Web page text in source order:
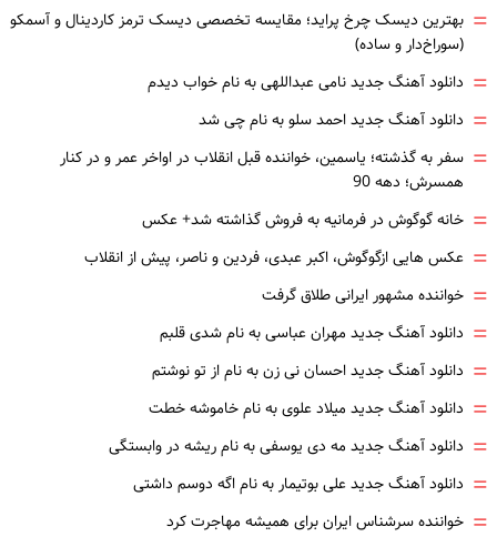
= بهترین دیسک چرخ پراید؛ مقایسه تخصصی دیسک ترمز کاردینال و آسمکو
(سوراخ‌دار و ساده)
= دانلود آهنگ جدید نامی عبداللهی به نام خواب دیدم
= دانلود آهنگ جدید احمد سلو به نام چی شد
= سفر به گذشته؛ یاسمین، خواننده قبل انقلاب در اواخر عمر و در کنار
همسرش؛ دهه 90
= خانه گوگوش در فرمانیه به فروش گذاشته شد+ عکس
= عکس هایی ازگوگوش، اکبر عبدی، فردین و ناصر، پیش از انقلاب
= خواننده مشهور ایرانی طلاق گرفت
= دانلود آهنگ جدید مهران عباسی به نام شدی قلبم
= دانلود آهنگ جدید احسان نی زن به نام از تو نوشتم
= دانلود آهنگ جدید میلاد علوی به نام خاموشه خطت
= دانلود آهنگ جدید مه دی یوسفی به نام ریشه در وابستگی
= دانلود آهنگ جدید علی بوتیمار به نام اگه دوسم داشتی
= خواننده سرشناس ایران برای همیشه مهاجرت کرد